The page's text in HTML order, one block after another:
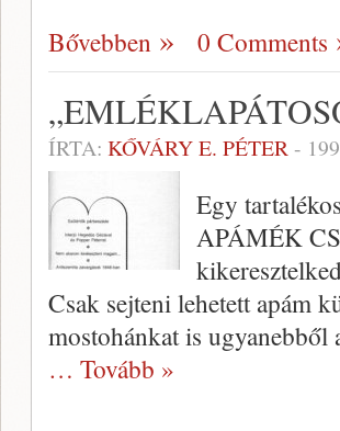
Bővebben 0 Comments
ÍRTA: KŐVÁRY E. PÉTER-
Egy
APÁMÉK
Csak sejteni lehetett apám
mostohánkat is ugyanebből
… Tovább »